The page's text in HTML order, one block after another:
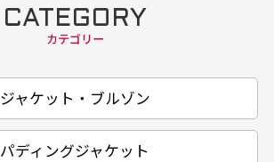
CATEGORY
カテゴリー
ジャケット・ブルゾン
パディングジャケット